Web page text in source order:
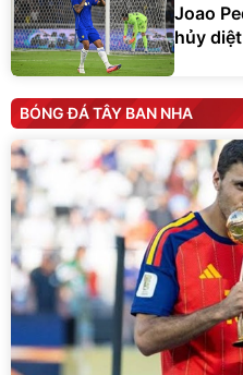
Joao
hủy
BÓNG ĐÁ TÂY BAN NHA